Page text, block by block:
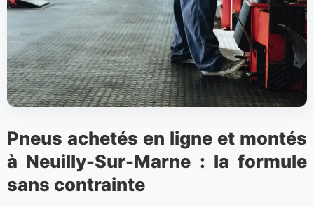
Pneus achetés en ligne et montés
à Neuilly-Sur-Marne : la formule
sans contrainte